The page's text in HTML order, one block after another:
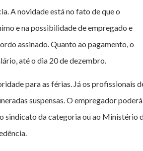
A novidade está no fato de que o
e na possibilidade de empregado e
assinado. Quanto ao pagamento, o
até o dia 20 de dezembro.
para as férias. Já os profissionais
suspensas. O empregador poderá
sindicato da categoria ou ao Ministério